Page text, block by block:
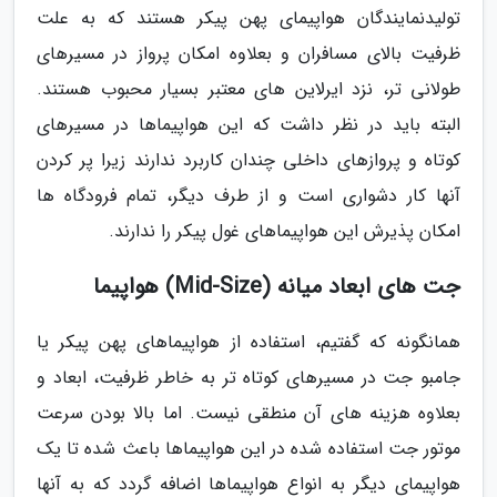
تولیدنمایندگان هواپیمای پهن پیکر هستند که به علت
ظرفیت بالای مسافران و بعلاوه امکان پرواز در مسیرهای
طولانی تر، نزد ایرلاین های معتبر بسیار محبوب هستند.
البته باید در نظر داشت که این هواپیماها در مسیرهای
کوتاه و پروازهای داخلی چندان کاربرد ندارند زیرا پر کردن
آنها کار دشواری است و از طرف دیگر، تمام فرودگاه ها
امکان پذیرش این هواپیماهای غول پیکر را ندارند.
جت های ابعاد میانه (Mid-Size) هواپیما
همانگونه که گفتیم، استفاده از هواپیماهای پهن پیکر یا
جامبو جت در مسیرهای کوتاه تر به خاطر ظرفیت، ابعاد و
بعلاوه هزینه های آن منطقی نیست. اما بالا بودن سرعت
موتور جت استفاده شده در این هواپیماها باعث شده تا یک
هواپیمای دیگر به انواع هواپیماها اضافه گردد که به آنها